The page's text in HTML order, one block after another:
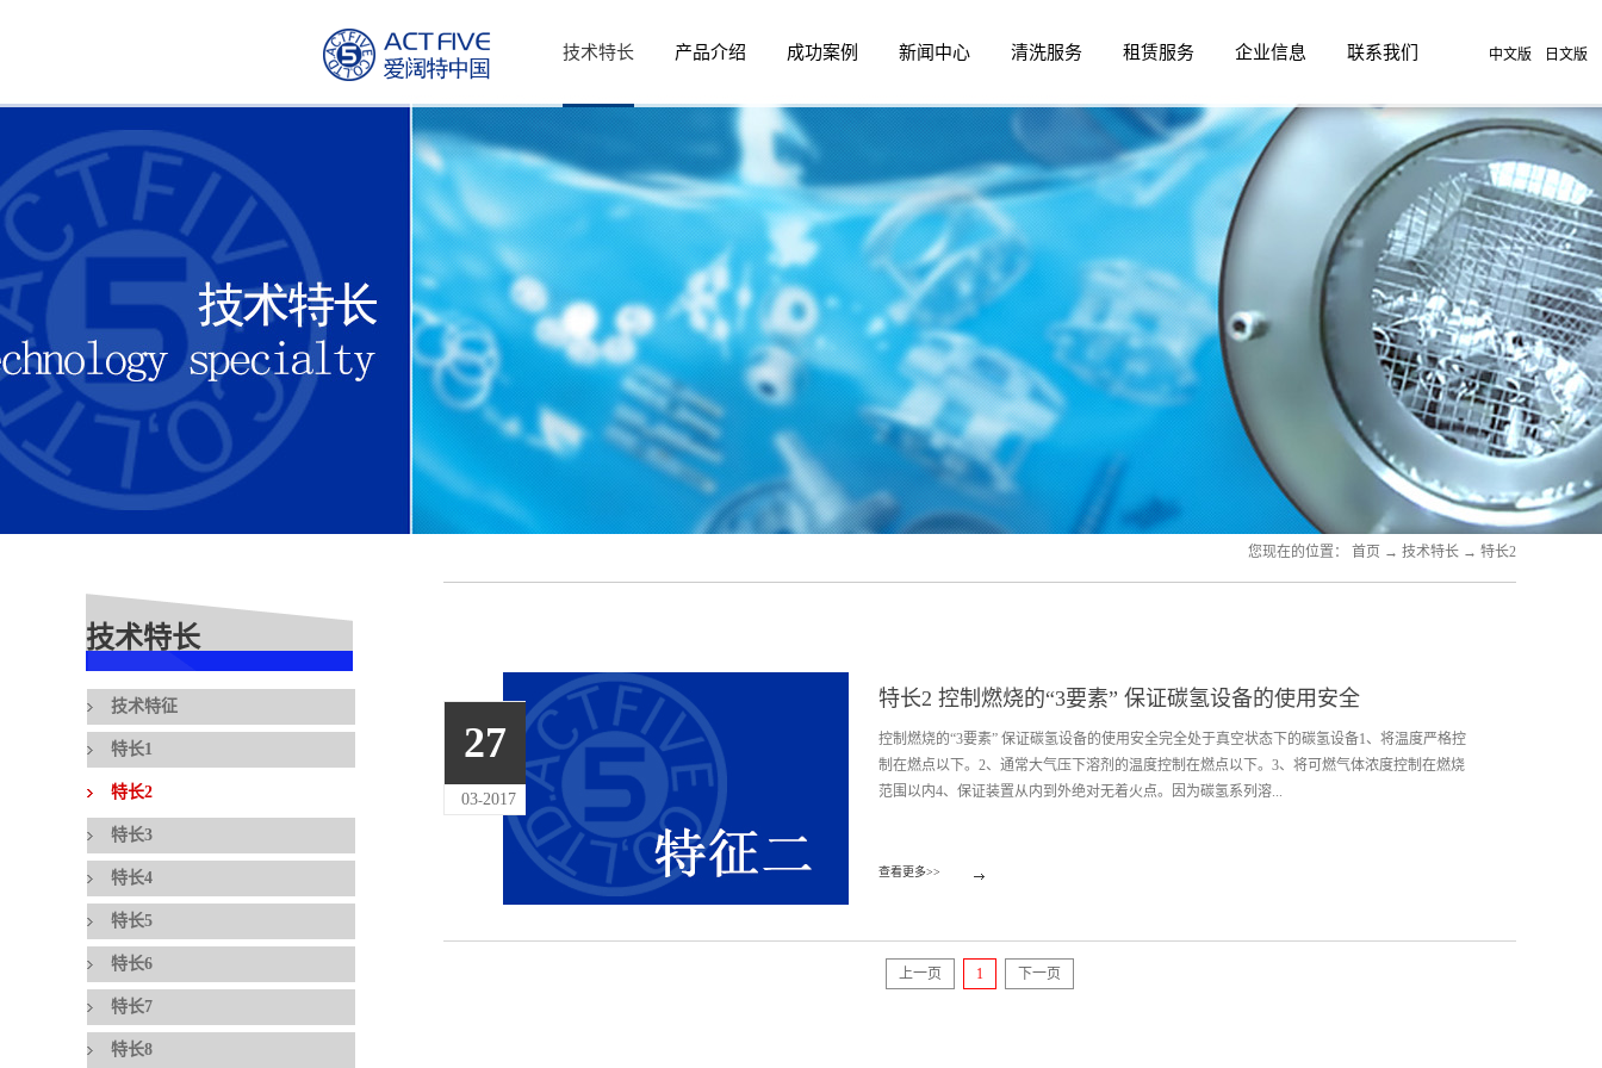
中文版 日文版
技术特长 产品介绍 成功案例 新闻中心 清洗服务 租赁服务 企业信息 联系我们
技术特长
技术特征
特长1
特长2
特长3
特长4
特长5
特长6
特长7
特长8
您现在的位置： 首页 → 技术特长 → 特长2
特长2 控制燃烧的“3要素” 保证碳氢设备的使用安全
2017
-
03
27
控制燃烧的“3要素” 保证碳氢设备的使用安全完全处于真空状态下的碳氢设备1、将温度严格控
制在燃点以下。2、通常大气压下溶剂的温度控制在燃点以下。3、将可燃气体浓度控制在燃烧
范围以内4、保证装置从内到外绝对无着火点。因为碳氢系列溶...
剂是可燃性的，所以一定程度上是会燃烧的。ACTFIVE 作为发明世界上第一台碳氢清洗机的厂
查看更多>>
上一页 1 下一页